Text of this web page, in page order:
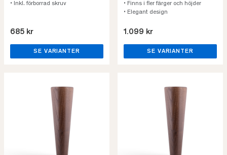
• Inkl. förborrad skruv
685 kr
SE VARIANTER
• Finns i fler färger och höjder
• Elegant design
1.099 kr
SE VARIANTER